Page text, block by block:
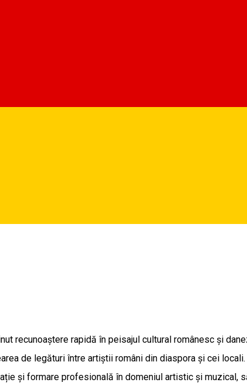
recunoaștere rapidă în peisajul cultural românesc și
de legături între artiștii români din diaspora și cei
și formare profesională în domeniul artistic și muzical,